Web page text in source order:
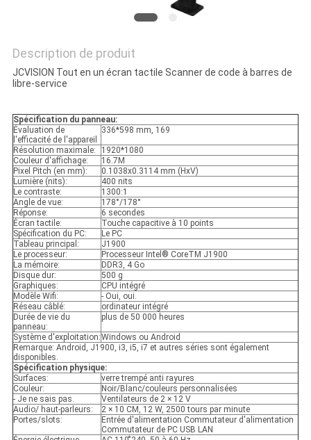
POLITIQUE
DE
CONFIDENTIALITÉ
Description de produit
JCVISION Tout en un écran tactile Scanner de code à barres de
libre-service
Spécification du panneau:
Évaluation de
l'efficacité de l'appareil
336*598 mm, 169
Résolution maximale:
1920*1080
Couleur d'affichage:
16.7M
Pixel Pitch (en mm):
0.1038x0.3114 mm (HxV)
Lumière (nits):
400 nits
Le contraste:
1300:1
Angle de vue:
178°/178°
Réponse:
6 secondes
Écran tactile:
Touche capacitive à 10 points
Spécification du PC:
Le PC
Tableau principal:
J1900
Le processeur:
Processeur Intel® CoreTM J1900
La mémoire:
DDR3, 4 Go
Disque dur:
500 g
Graphiques:
CPU intégré
Modèle Wifi:
- Oui, oui.
Réseau câblé:
ordinateur intégré
Durée de vie du
panneau:
plus de 50 000 heures
Système d'exploitation:Windows ou Android
Remarque: Android, J1900, i3, i5, i7 et autres séries sont également
disponibles.
Spécification physique:
Surfaces:
verre trempé anti rayures
Couleur:
Noir/Blanc/couleurs personnalisées
- Je ne sais pas.
Ventilateurs de 2 × 12 V
Audio/ haut-parleurs:
2 × 10 CM, 12 W, 2500 tours par minute
Portes/slots:
Entrée d'alimentation Commutateur d'alimentation
Commutateur de PC USB LAN